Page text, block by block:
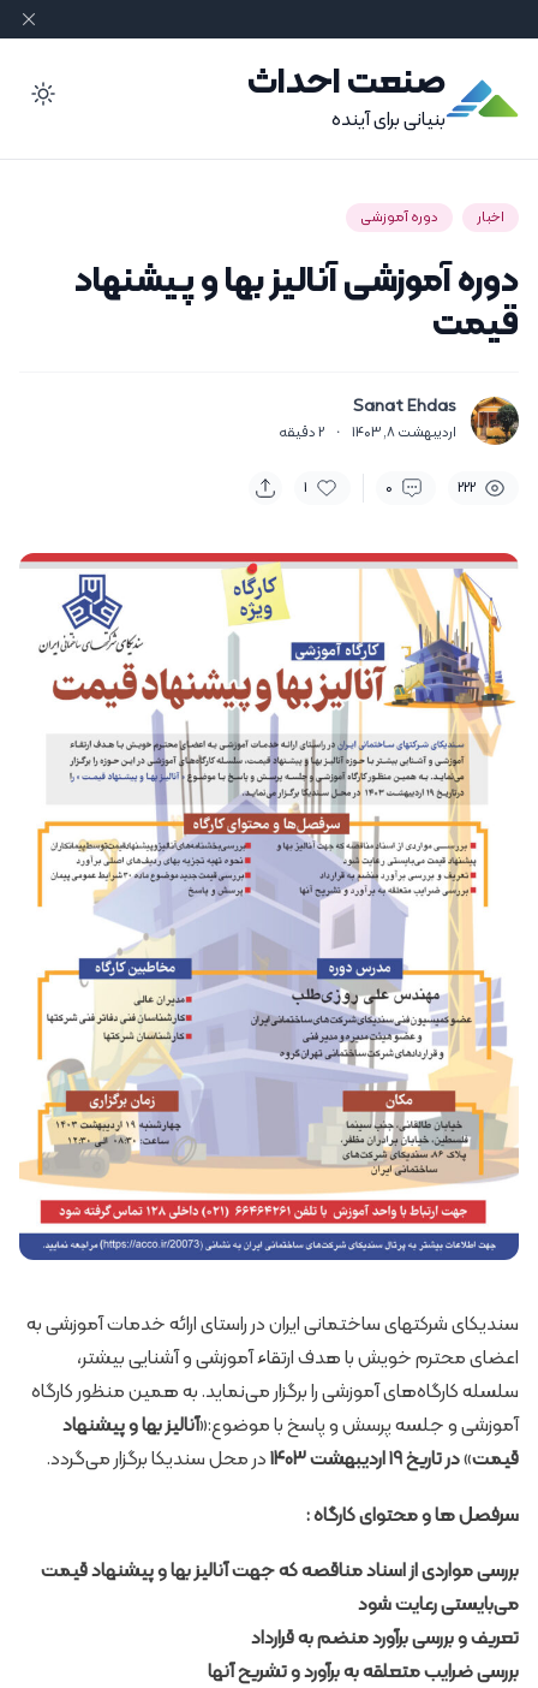
صنعت احداث
بنیانی برای آینده
اخبار دوره آموزشی
دوره آموزشی آنالیز بها و پیشنهاد
قیمت
Sanat Ehdas
اردیبهشت 8, 1403 ·
2دقیقه
222
0
1
سندیکای شرکتهای ساختمانی ایران در راستای ارائه خدمات آموزشی به
اعضای محترم خویش با هدف ارتقاء آموزشی و آشنایی بیشتر،
سلسله کارگاه‌های آموزشی را برگزار می‌نماید. به همین منظور کارگاه
آموزشی و جلسه پرسش و پاسخ با موضوع:«آنالیز بهاو پیشنهاد
قیمت»در تاریخ‌ ۱۹ اردیبهشت ۱۴۰۳
در محل سندیکا برگزار می‌گردد.
سرفصل ها و محتوای کارگاه :
بررسی مواردی از اسناد مناقصه که جهت آنالیز بها و پیشنهاد قیمت
می‌بایستی رعایت شود
تعریف و بررسی برآورد منضم به قرارداد
بررسی ضرایب متعلقه به برآورد و تشریح آنها